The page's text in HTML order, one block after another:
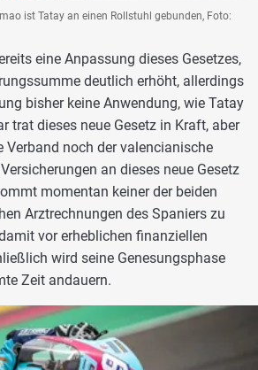
ist Tatay an einen Rollstuhl gebunden, Foto:
eine Anpassung dieses Gesetzes,
deutlich erhöht, allerdings
bisher keine Anwendung, wie Tatay
trat dieses neue Gesetz in Kraft, aber
Verband noch der valencianische
an dieses neue Gesetz
momentan keiner der beiden
Arztrechnungen des Spaniers zu
vor erheblichen finanziellen
wird seine Genesungsphase
Zeit andauern.